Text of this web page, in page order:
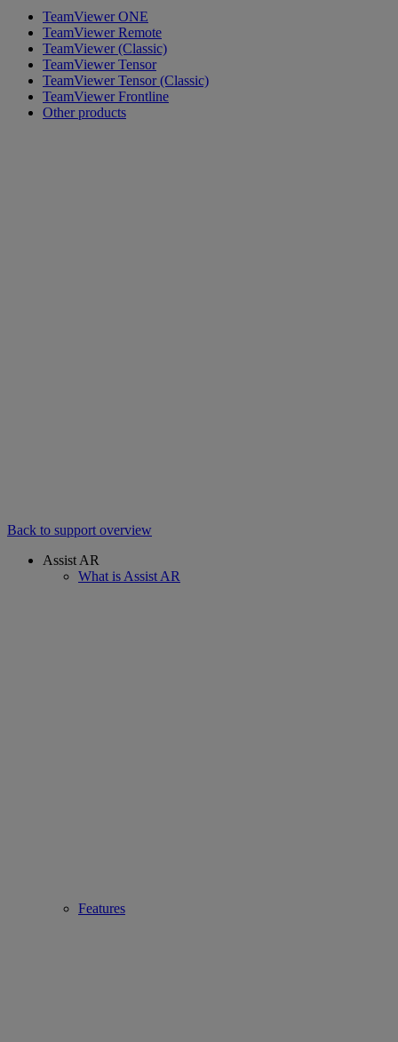
TeamViewer ONE
TeamViewer Remote
TeamViewer (Classic)
TeamViewer Tensor
TeamViewer Tensor (Classic)
TeamViewer Frontline
Other products
Back to support overview
Assist AR
What is Assist AR
Features